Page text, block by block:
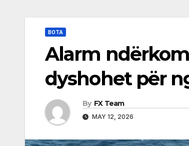
BOTA
Alarm
dyshohet për
By FX Team
MAY 12, 2026